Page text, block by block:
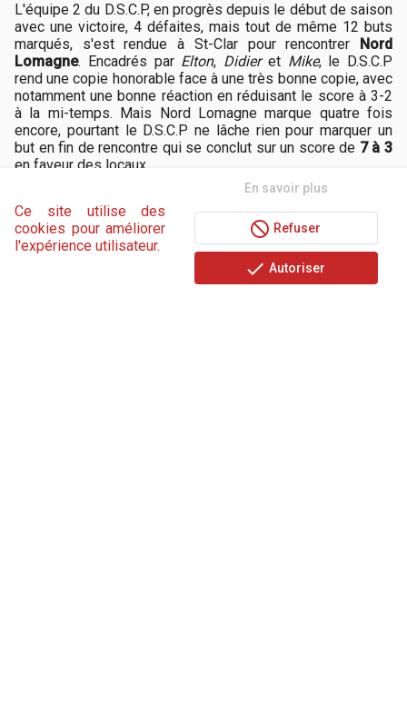
L'équipe 2 du D.S.C.P, en progrès depuis le début de saison
avec une victoire, 4 défaites, mais tout de même 12 buts
marqués, s'est rendue à St-Clar pour rencontrer Nord
Lomagne. Encadrés par Elton, Didieret Mike, le D.S.C.P
rend une copie honorable face à une très bonne copie, avec
notamment une bonne réaction en réduisant le score à 3-2
à la mi-temps. Mais Nord Lomagne marque quatre fois
encore, pourtant le D.S.C.P ne lâche rien pour marquer un
but en fin de rencontre qui se conclut sur un score de 7 à 3
en faveur des locaux.
Les détails du match prochainement...
Allez le D.S.C.P ❤️💙
Publié : 22/12/2019 14:30
Ce site utilise des
cookies pour améliorer
l'expérience utilisateur.
En savoir plus
not_interested
done